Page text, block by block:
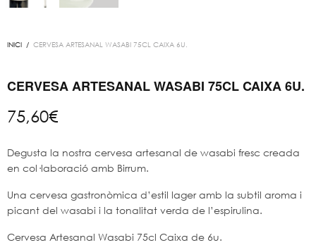
INICI / CERVESA ARTESANAL WASABI 75CL CAIXA 6U.
CERVESA ARTESANAL WASABI 75CL CAIXA 6U.
75,60€
Degusta la nostra cervesa artesanal de wasabi fresc creada
en col·laboració amb Birrum.
Una cervesa gastronòmica d’estil lager amb la subtil aroma i
picant del wasabi i la tonalitat verda de l’espirulina.
Cervesa Artesanal Wasabi 75cl Caixa de 6u.